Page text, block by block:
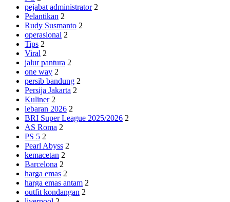
pejabat administrator 2
Pelantikan 2
Rudy Susmanto 2
operasional 2
Tips 2
Viral 2
jalur pantura 2
one way 2
persib bandung 2
Persija Jakarta 2
Kuliner 2
lebaran 2026 2
BRI Super League 2025/2026 2
AS Roma 2
PS 5 2
Pearl Abyss 2
kemacetan 2
Barcelona 2
harga emas 2
harga emas antam 2
outfit kondangan 2